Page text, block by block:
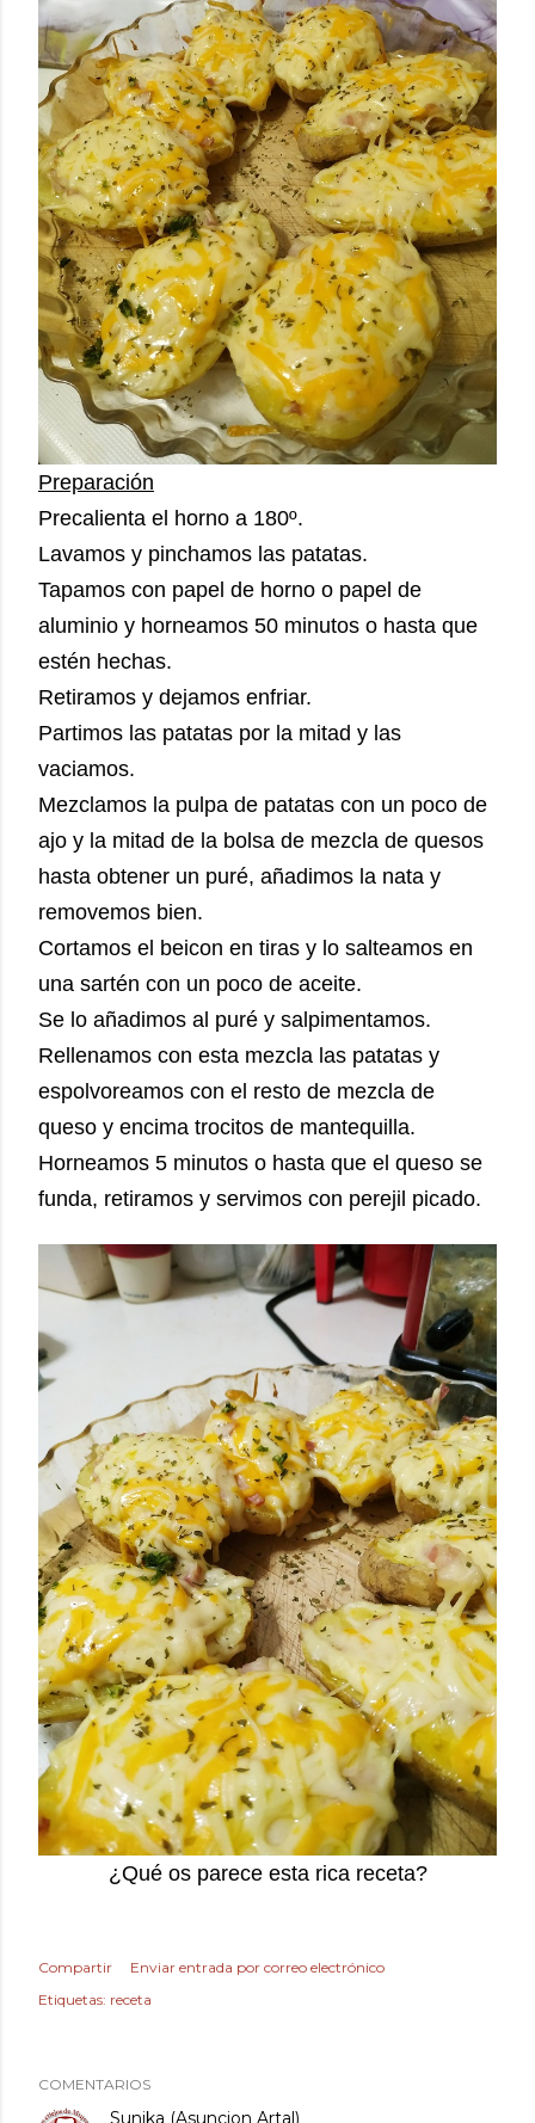
Preparación
Precalienta el horno a 180º.
Lavamos y pinchamos las patatas.
Tapamos con papel de horno o papel de
aluminio y horneamos 50 minutos o hasta que
estén hechas.
Retiramos y dejamos enfriar.
Partimos las patatas por la mitad y las
vaciamos.
Mezclamos la pulpa de patatas con un poco de
ajo y la mitad de la bolsa de mezcla de quesos
hasta obtener un puré, añadimos la nata y
removemos bien.
Cortamos el beicon en tiras y lo salteamos en
una sartén con un poco de aceite.
Se lo añadimos al puré y salpimentamos.
Rellenamos con esta mezcla las patatas y
espolvoreamos con el resto de mezcla de
queso y encima trocitos de mantequilla.
Horneamos 5 minutos o hasta que el queso se
funda, retiramos y servimos con perejil picado.
¿Qué os parece esta rica receta?
Compartir
Enviar entrada por correo electrónico
Etiquetas: receta
COMENTARIOS
Sunika (Asuncion Artal)